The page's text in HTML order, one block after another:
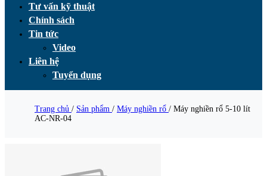
Tư vấn kỹ thuật
Chính sách
Tin tức
Video
Liên hệ
Tuyển dụng
Trang chủ / Sản phẩm / Máy nghiền rổ / Máy nghiền rổ 5-10 lít
AC-NR-04